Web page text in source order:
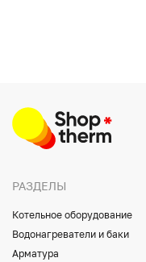
РАЗДЕЛЫ
Котельное оборудование
Водонагреватели и баки
Арматура